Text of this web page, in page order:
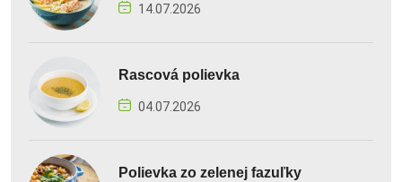
14.07.2026
Rascová polievka
04.07.2026
Polievka zo zelenej fazuľky